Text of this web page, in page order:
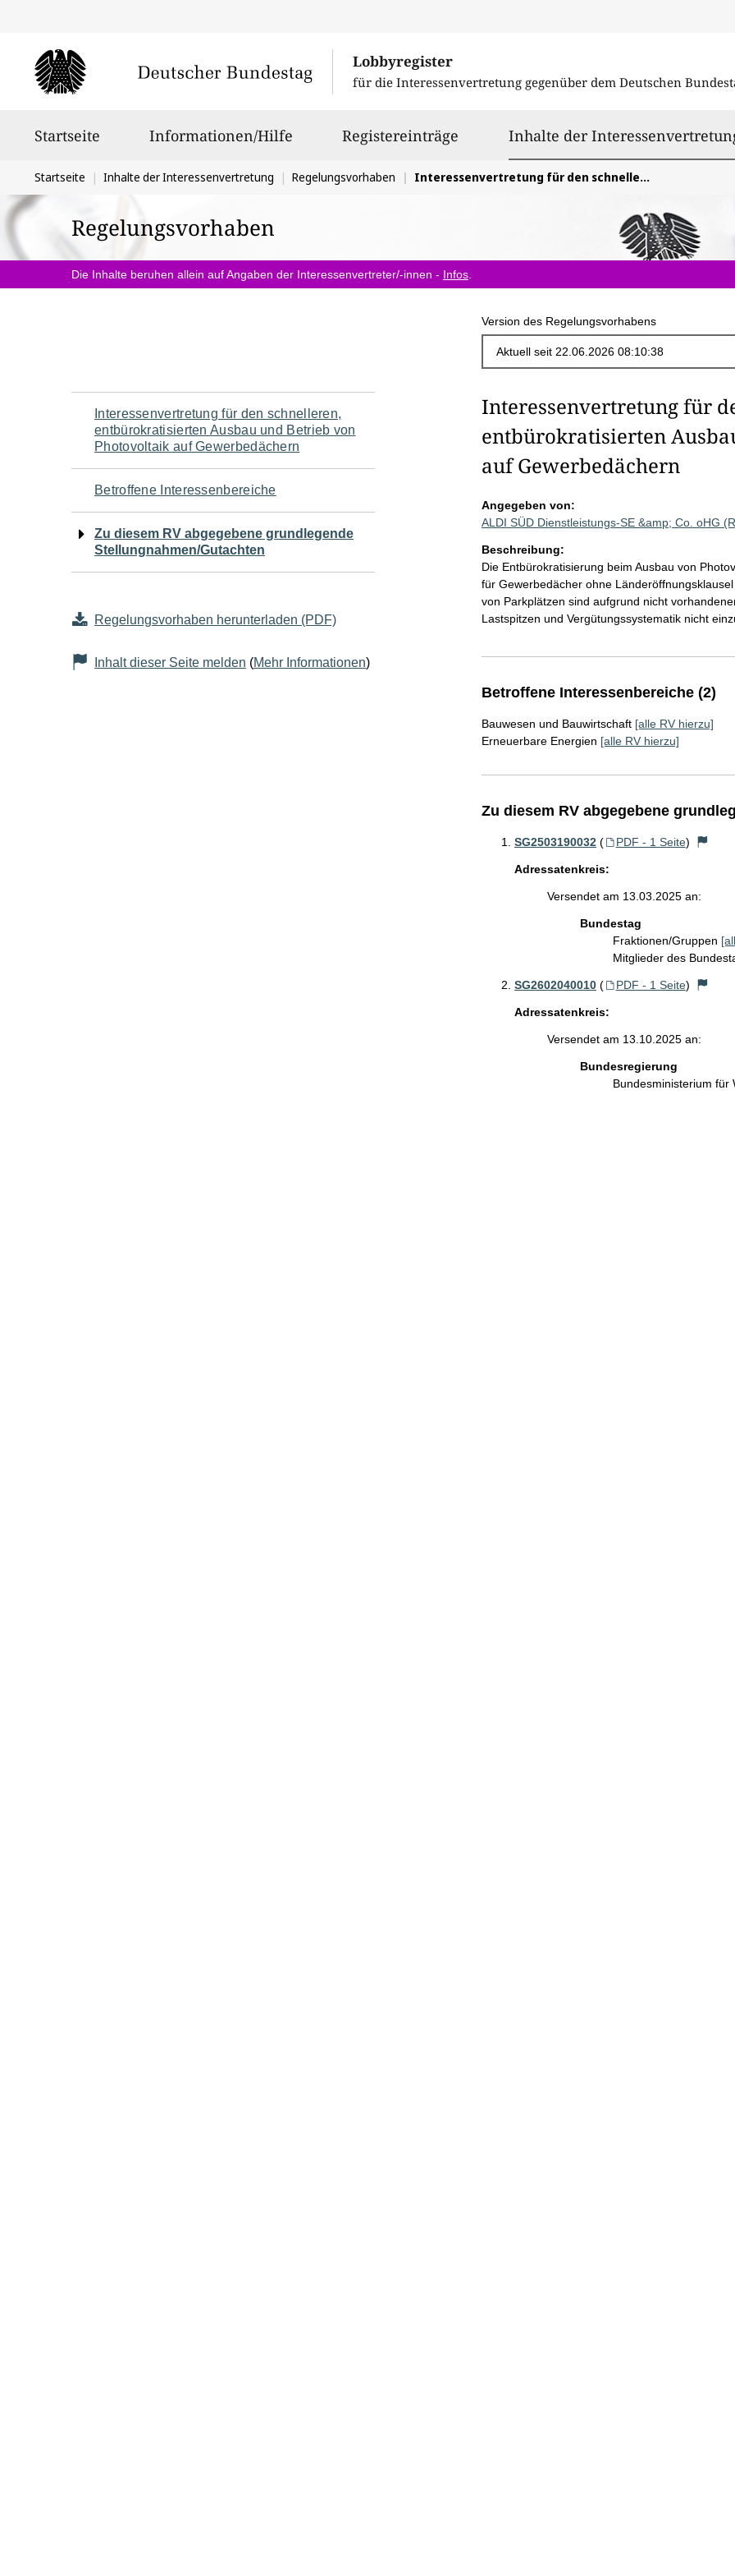
Lobbyregister
für die Interessenvertretung gegenüber dem Deutschen
Startseite Informationen/Hilfe Registereinträge Inhalte der
Sie
befinden
sich
hier:
Startseite Inhalte der Interessenvertretung Regelungsvorhaben Interessenvertretung für den schnelleren, entbürokratisierten Ausbau und Betrieb von Photovoltaik auf Gewerbedächern
Regelungsvorhaben
Die Inhalte beruhen allein auf Angaben der Interessenvertreter/-innen - Infos
Version des Regelungsvorhabens
Navigation
für
den
Seiteninhalt
Interessenvertretung für den schnelleren,
entbürokratisierten Ausbau und Betrieb von
Photovoltaik auf Gewerbedächern
Betroffene Interessenbereiche
Zu diesem RV abgegebene grundlegende
Stellungnahmen/Gutachten
Regelungsvorhaben herunterladen (PDF)
Inhalt dieser Seite melden (Mehr Informationen)
Interessenvertretung für
entbürokratisierten
auf Gewerbedächern
Angegeben von:
ALDI SÜD Dienstleistungs-SE &amp; Co. oHG
Beschreibung:
Die Entbürokratisierung beim Ausbau von
für Gewerbedächer ohne
von Parkplätzen sind aufgrund nicht
Lastspitzen und Vergütungssystematik nicht
Betroffene Interessenbereiche (2)
Bauwesen und Bauwirtschaft [alle RV hierzu]
Erneuerbare Energien [alle RV hierzu]
Zu diesem RV abgegebene
SG2503190032 ( PDF - 1 Seite)
Adressatenkreis:
Versendet am 13.03.2025 an:
Bundestag
Fraktionen/Gruppen
Mitglieder des
SG2602040010 ( PDF - 1 Seite)
Adressatenkreis:
Versendet am 13.10.2025 an:
Bundesregierung
Bundesministerium